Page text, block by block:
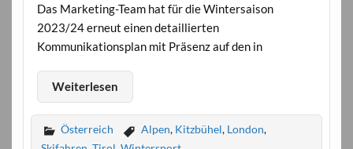
Das Marketing-Team hat für die Wintersaison
2023/24 erneut einen detaillierten
Kommunikationsplan mit Präsenz auf den in
Weiterlesen
Österreich Alpen, Kitzbühel, London,